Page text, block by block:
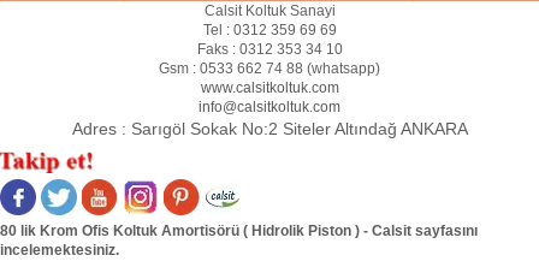
Calsit Koltuk Sanayi
Tel : 0312 359 69 69
Faks : 0312 353 34 10
Gsm : 0533 662 74 88 (whatsapp)
www.calsitkoltuk.com
info@calsitkoltuk.com
Adres : Sarıgöl Sokak No:2 Siteler Altındağ ANKARA
80 lik Krom Ofis Koltuk Amortisörü ( Hidrolik Piston ) - Calsit sayfasını
incelemektesiniz.